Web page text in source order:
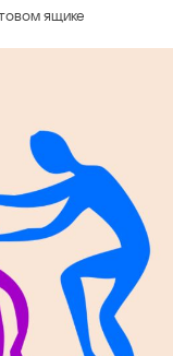
ящике